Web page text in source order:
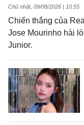
Chủ nhật, 09/08/2026 | 10:55
Chiến thắng của
Jose Mourinho hài
Junior.